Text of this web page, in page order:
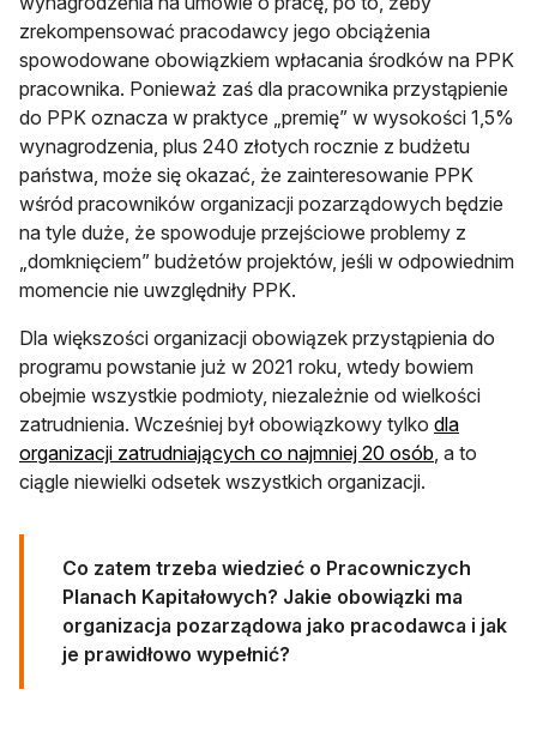
zrekompensować pracodawcy jego obciążenia
spowodowane obowiązkiem wpłacania środków na PPK
pracownika. Ponieważ zaś dla pracownika przystąpienie
do PPK oznacza w praktyce „premię” w wysokości 1,5%
wynagrodzenia, plus 240 złotych rocznie z budżetu
państwa, może się okazać, że zainteresowanie PPK
wśród pracowników organizacji pozarządowych będzie
na tyle duże, że spowoduje przejściowe problemy z
„domknięciem” budżetów projektów, jeśli w odpowiednim
momencie nie uwzględniły PPK.
Dla większości organizacji obowiązek przystąpienia do
programu powstanie już w 2021 roku, wtedy bowiem
obejmie wszystkie podmioty, niezależnie od wielkości
zatrudnienia. Wcześniej był obowiązkowy tylko dla
organizacji zatrudniających co najmniej 20 osób, a to
ciągle niewielki odsetek wszystkich organizacji.
Co zatem trzeba wiedzieć o Pracowniczych
Planach Kapitałowych? Jakie obowiązki ma
organizacja pozarządowa jako pracodawca i jak
je prawidłowo wypełnić?